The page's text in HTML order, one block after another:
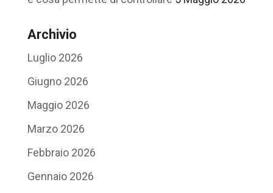
Archivio
Luglio 2026
Giugno 2026
Maggio 2026
Marzo 2026
Febbraio 2026
Gennaio 2026